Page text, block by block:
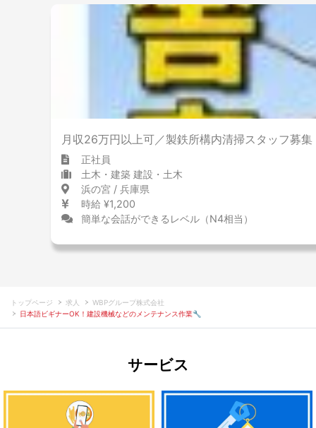
月収26万円以上可／製鉄所構内清掃スタッフ募集
正社員
土木・建築 建設・土木
浜の宮 / 兵庫県
時給 ¥1,200
簡単な会話ができるレベル（N4相当）
トップページ 求人
WBPグループ株式会社
日本語ビギナーOK！建設機械などのメンテナンス作業🔧
サービス